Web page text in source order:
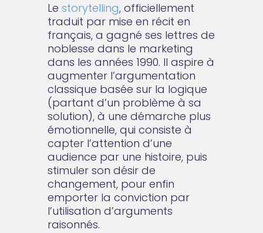
Le storytelling, officiellement
traduit par mise en récit en
français, a gagné ses lettres de
noblesse dans le marketing
dans les années 1990. Il aspire à
augmenter l’argumentation
classique basée sur la logique
(partant d’un problème à sa
solution), à une démarche plus
émotionnelle, qui consiste à
capter l’attention d’une
audience par une histoire, puis
stimuler son désir de
changement, pour enfin
emporter la conviction par
l’utilisation d’arguments
raisonnés.